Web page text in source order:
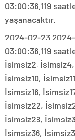
03:00:36.119
yaşanacaktır.
2024-02-23
03:00:36.119
İsimsiz2,
İsimsiz10,
İsimsiz16,
İsimsiz22,
İsimsiz28,
İsimsiz36,